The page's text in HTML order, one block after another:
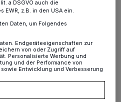
lädt am Donnerstag, 21.
Platz in Lank. Referent
dem Thema „Ideen aus der
a DSGVO auch die
EWR, z.B. in den USA ein.
Daten, um Folgendes
Endgeräteeigenschaften zur
von oder Zugriff auf
Personalisierte Werbung und
und der Performance von
Entwicklung und Verbesserung